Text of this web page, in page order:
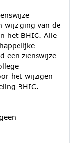
wijziging van de
het BHIC. Alle
een zienswijze
het wijzigen
BHIC.